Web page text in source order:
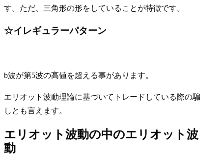
す。ただ、三角形の形をしていることが特徴です。
☆イレギュラーパターン
b波が第5波の高値を超える事があります。
エリオット波動理論に基づいてトレードしている際の騙
し とも言えます。
エリオット波動の中のエリオット波
動